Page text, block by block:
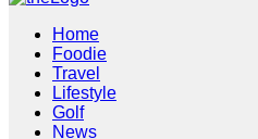
Home
Foodie
Travel
Lifestyle
Golf
News